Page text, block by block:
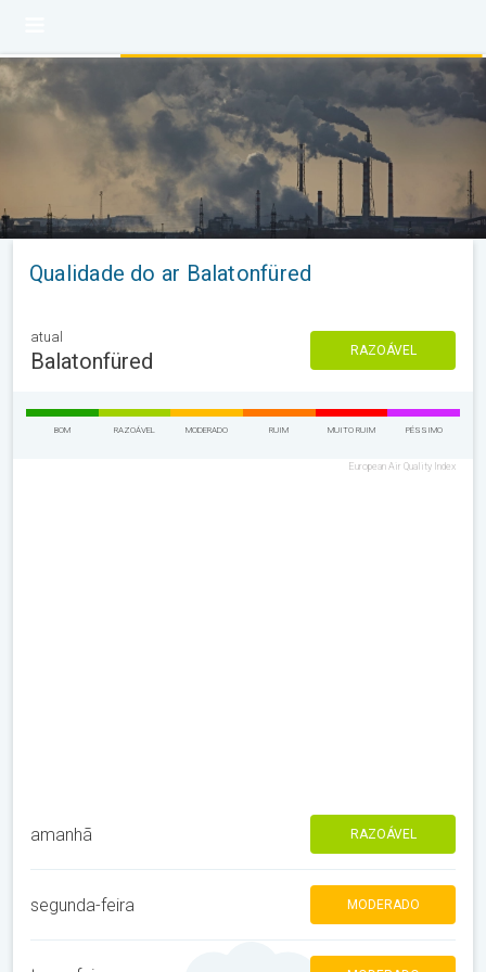
Qualidade do ar Balatonfüred
atual
Balatonfüred RAZOÁVEL
BOM RAZOÁVEL MODERADO RUIM MUITO RUIM PÉSSIMO
European Air Quality Index
amanhã RAZOÁVEL
segunda-feira MODERADO